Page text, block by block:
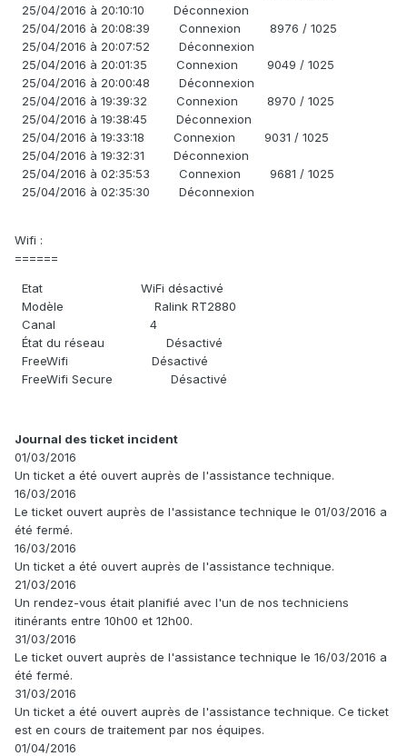
25/04/2016 à 20:10:10 Déconnexion
25/04/2016 à 20:08:39 Connexion 8976 / 1025
25/04/2016 à 20:07:52 Déconnexion
25/04/2016 à 20:01:35 Connexion 9049 / 1025
25/04/2016 à 20:00:48 Déconnexion
25/04/2016 à 19:39:32 Connexion 8970 / 1025
25/04/2016 à 19:38:45 Déconnexion
25/04/2016 à 19:33:18 Connexion 9031 / 1025
25/04/2016 à 19:32:31 Déconnexion
25/04/2016 à 02:35:53 Connexion 9681 / 1025
25/04/2016 à 02:35:30 Déconnexion
Wifi :
======
Etat WiFi désactivé
Modèle Ralink RT2880
Canal 4
État du réseau Désactivé
FreeWifi Désactivé
FreeWifi Secure Désactivé
Journal des ticket incident
01/03/2016
Un ticket a été ouvert auprès de l'assistance technique.
16/03/2016
Le ticket ouvert auprès de l'assistance technique le 01/03/2016 a
été fermé.
16/03/2016
Un ticket a été ouvert auprès de l'assistance technique.
21/03/2016
Un rendez-vous était planifié avec l'un de nos techniciens
itinérants entre 10h00 et 12h00.
31/03/2016
Le ticket ouvert auprès de l'assistance technique le 16/03/2016 a
été fermé.
31/03/2016
Un ticket a été ouvert auprès de l'assistance technique. Ce ticket
est en cours de traitement par nos équipes.
01/04/2016